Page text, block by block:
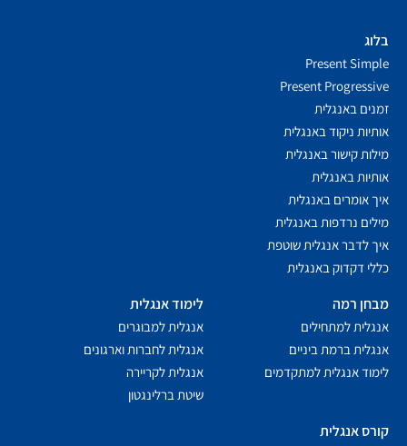
קורס אנגלית
לימוד אנגלית
אנגלית למבוגרים
אנגלית לחברות וארגונים
אנגלית לקריירה
שיטת ברלינגטון
מבחן רמה
אנגלית למתחילים
אנגלית ברמת ביניים
לימוד אנגלית למתקדמים
בלוג
Present Simple
Present Progressive
זמנים באנגלית
אותיות ניקוד באנגלית
מילות קישור באנגלית
אותיות באנגלית
איך אומרים באנגלית
מילים נרדפות באנגלית
איך לדבר אנגלית שוטפת
כללי דקדוק באנגלית